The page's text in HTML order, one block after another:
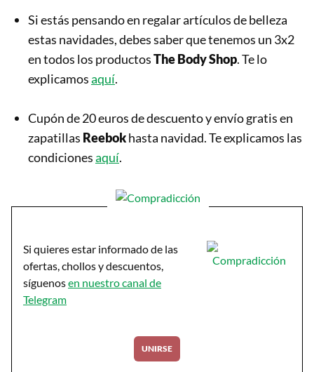
Si estás pensando en regalar artículos de belleza
estas navidades, debes saber que tenemos un 3x2
en todos los productosThe Body Shop. Te lo
explicamosaquí.
Cupón de 20 euros de descuento y envío gratis en
zapatillas Reebokhasta navidad. Te explicamos las
condicionesaquí.
Si quieres estar informado de las
ofertas, chollos y descuentos,
síguenosen nuestro canal de
Telegram
UNIRSE